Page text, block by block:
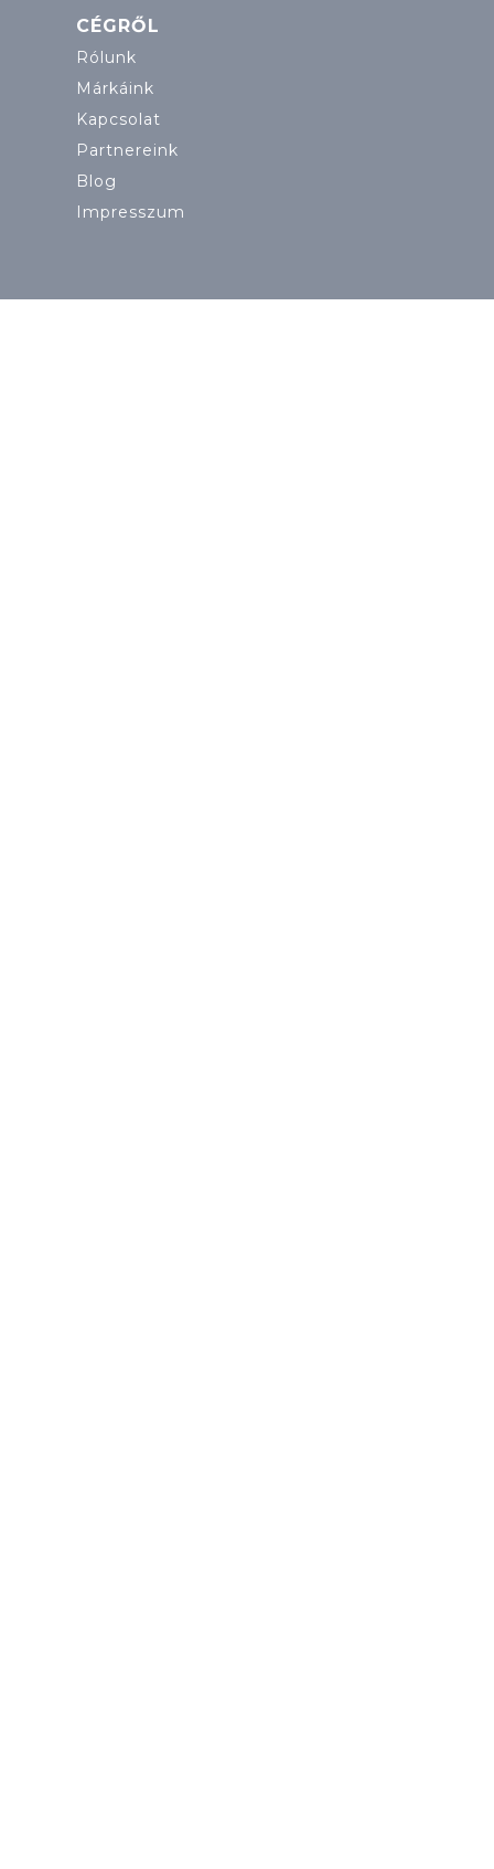
CÉGRŐL
Rólunk
Márkáink
Kapcsolat
Partnereink
Blog
Impresszum